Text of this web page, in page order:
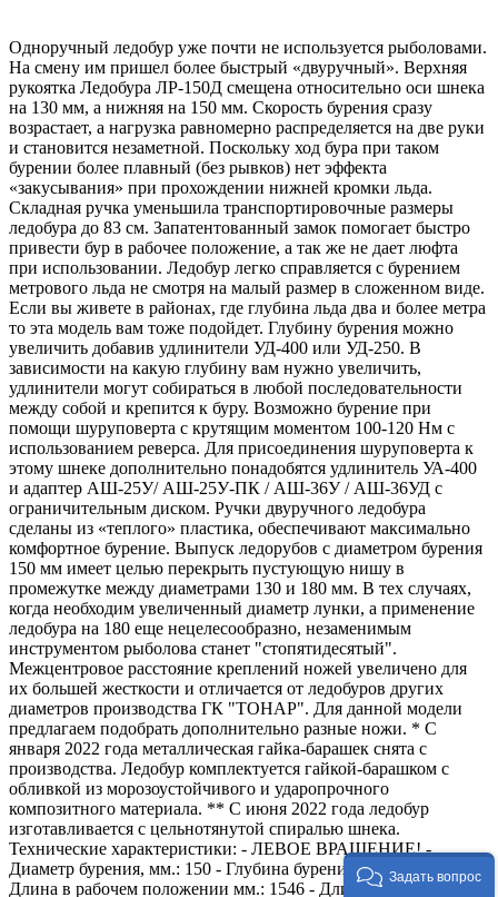
Одноручный ледобур уже почти не используется рыболовами.
На смену им пришел более быстрый «двуручный». Верхняя
рукоятка Ледобура ЛР-150Д смещена относительно оси шнека
на 130 мм, а нижняя на 150 мм. Скорость бурения сразу
возрастает, а нагрузка равномерно распределяется на две руки
и становится незаметной. Поскольку ход бура при таком
бурении более плавный (без рывков) нет эффекта
«закусывания» при прохождении нижней кромки льда.
Складная ручка уменьшила транспортировочные размеры
ледобура до 83 см. Запатентованный замок помогает быстро
привести бур в рабочее положение, а так же не дает люфта
при использовании. Ледобур легко справляется с бурением
метрового льда не смотря на малый размер в сложенном виде.
Если вы живете в районах, где глубина льда два и более метра
то эта модель вам тоже подойдет. Глубину бурения можно
увеличить добавив удлинители УД-400 или УД-250. В
зависимости на какую глубину вам нужно увеличить,
удлинители могут собираться в любой последовательности
между собой и крепится к буру. Возможно бурение при
помощи шуруповерта с крутящим моментом 100-120 Нм с
использованием реверса. Для присоединения шуруповерта к
этому шнеке дополнительно понадобятся удлинитель УА-400
и адаптер АШ-25У/ АШ-25У-ПК / АШ-36У / АШ-36УД с
ограничительным диском. Ручки двуручного ледобура
сделаны из «теплого» пластика, обеспечивают максимально
комфортное бурение. Выпуск ледорубов с диаметром бурения
150 мм имеет целью перекрыть пустующую нишу в
промежутке между диаметрами 130 и 180 мм. В тех случаях,
когда необходим увеличенный диаметр лунки, а применение
ледобура на 180 еще нецелесообразно, незаменимым
инструментом рыболова станет "стопятидесятый".
Межцентровое расстояние креплений ножей увеличено для
их большей жесткости и отличается от ледобуров других
диаметров производства ГК "ТОНАР". Для данной модели
предлагаем подобрать дополнительно разные ножи. * C
января 2022 года металлическая гайка-барашек снята с
производства. Ледобур комплектуется гайкой-барашком с
обливкой из морозоустойчивого и ударопрочного
композитного материала. ** С июня 2022 года ледобур
изготавливается с цельнотянутой спиралью шнека.
Технические характеристики: - ЛЕВОЕ ВРАЩЕНИЕ! -
Диаметр бурения, мм.: 150 - Глубина бурения, мм.: 1071. -
Длина в рабочем положении мм.: 1546 - Длина спирали
Задать вопрос